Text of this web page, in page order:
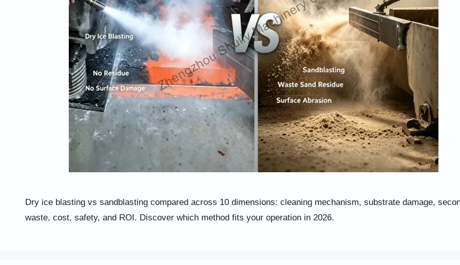
Dry ice blasting vs sandblasting compared across 10 dimensions: cleaning mechanism, substrate damage,
waste, cost, safety, and ROI. Discover which method fits your operation in 2026.